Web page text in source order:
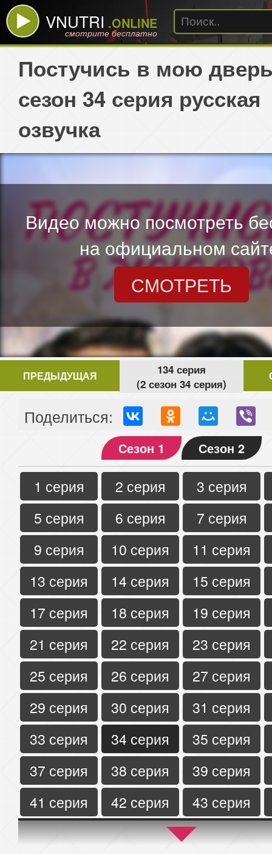
VNUTRI .ONLINE
смотрите бесплатно
Постучись в мою
сезон 34 серия русская
озвучка
Видео можно посмотреть
на официальном
СМОТРЕТЬ
ПРЕДЫДУЩАЯ
134 серия
(2 сезон 34 серия)
Поделиться:
Сезон 1 Сезон 2
1 серия 2 серия
3 серия
5 серия
6 серия
7 серия
9 серия
10 серия
11 серия
13 серия
14 серия
15 серия
17 серия
18 серия
19 серия
21 серия
22 серия
23 серия
25 серия
26 серия
27 серия
29 серия
30 серия
31 серия
33 серия
34 серия
35 серия
37 серия
38 серия
39 серия
41 серия
42 серия
43 серия
45 серия
46 серия
47 серия